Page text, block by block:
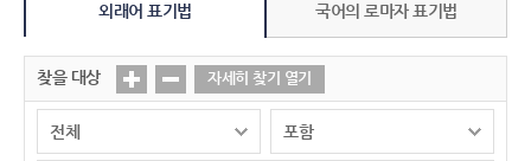
외래어 표기법 국어의 로마자 표기법
찾을 대상 자세히 찾기 열기